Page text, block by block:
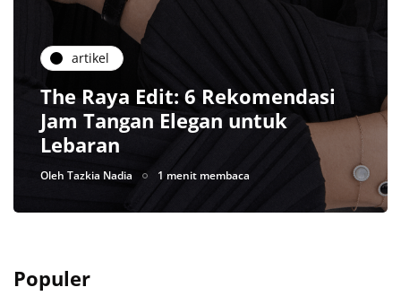
artikel
The Raya Edit: 6 Rekomendasi
Jam Tangan Elegan untuk
Lebaran
Oleh Tazkia Nadia 1 menit membaca
Populer